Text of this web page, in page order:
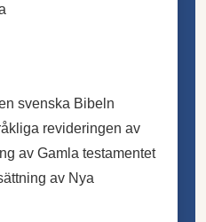
svenska Bibeln
revideringen av
av Gamla testamentet
av Nya